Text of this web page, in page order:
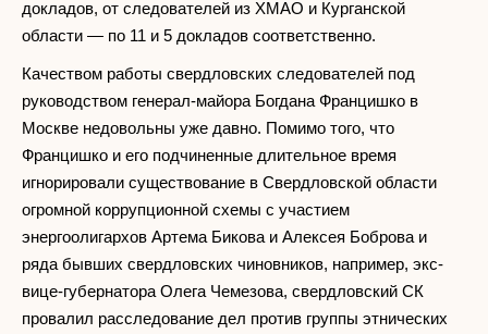
докладов, от следователей из ХМАО и Курганской
области — по 11 и 5 докладов соответственно.
Качеством работы свердловских следователей под
руководством генерал-майора Богдана Францишко в
Москве недовольны уже давно. Помимо того, что
Францишко и его подчиненные длительное время
игнорировали существование в Свердловской области
огромной коррупционной схемы с участием
энергоолигархов Артема Бикова и Алексея Боброва и
ряда бывших свердловских чиновников, например, экс-
вице-губернатора Олега Чемезова, свердловский СК
провалил расследование дел против группы этнических